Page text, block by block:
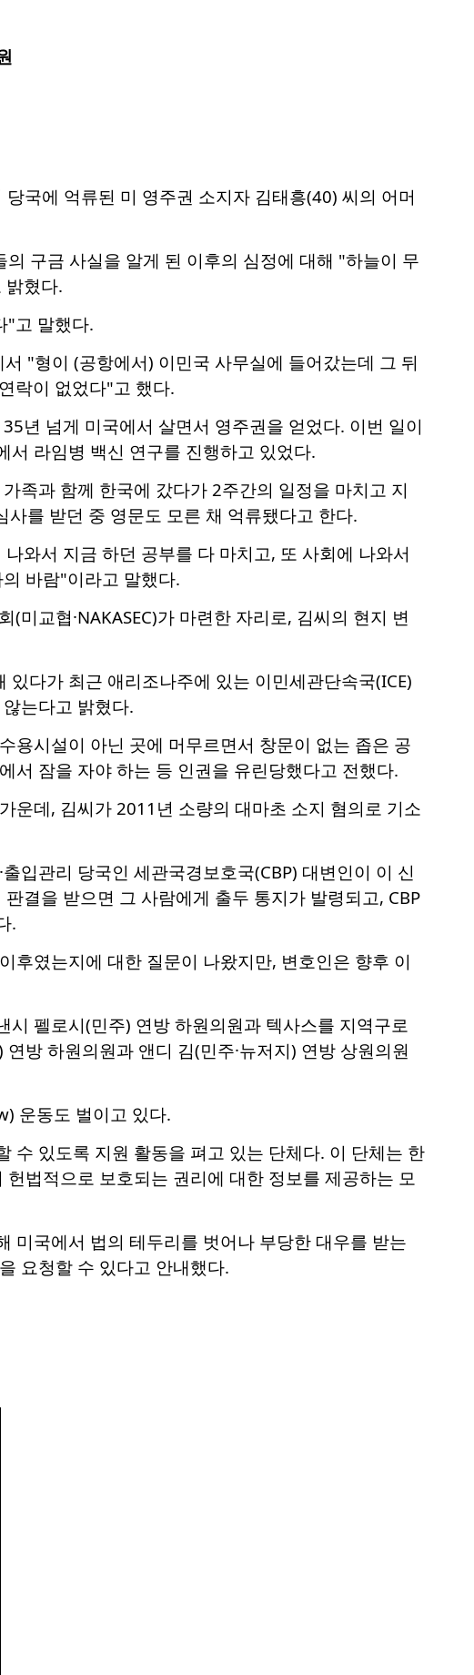
국에 억류된 미 영주권 소지자 김태흥(40) 씨의 어머
구금 사실을 알게 된 이후의 심정에 대해 "하늘이 무
밝혔다.
"고 말했다.
"형이 (공항에서) 이민국 사무실에 들어갔는데 그 뒤
락이 없었다"고 했다.
년 넘게 미국에서 살면서 영주권을 얻었다. 이번 일이
라임병 백신 연구를 진행하고 있었다.
족과 함께 한국에 갔다가 2주간의 일정을 마치고 지
를 받던 중 영문도 모른 채 억류됐다고 한다.
와서 지금 하던 공부를 다 마치고, 또 사회에 나와서
바람"이라고 말했다.
교협·NAKASEC)가 마련한 자리로, 김씨의 현지 변
다가 최근 애리조나주에 있는 이민세관단속국(ICE)
는다고 밝혔다.
용시설이 아닌 곳에 머무르면서 창문이 없는 좁은 공
서 잠을 자야 하는 등 인권을 유린당했다고 전했다.
운데, 김씨가 2011년 소량의 대마초 소지 혐의로 기소
입관리 당국인 세관국경보호국(CBP) 대변인이 이 신
결을 받으면 그 사람에게 출두 통지가 발령되고, CBP
.
후였는지에 대한 질문이 나왔지만, 변호인은 향후 이
펠로시(민주) 연방 하원의원과 텍사스를 지역구로
방 하원의원과 앤디 김(민주·뉴저지) 연방 상원의원
운동도 벌이고 있다.
수 있도록 지원 활동을 펴고 있는 단체다. 이 단체는 한
법적으로 보호되는 권리에 대한 정보를 제공하는 모
미국에서 법의 테두리를 벗어나 부당한 대우를 받는
요청할 수 있다고 안내했다.